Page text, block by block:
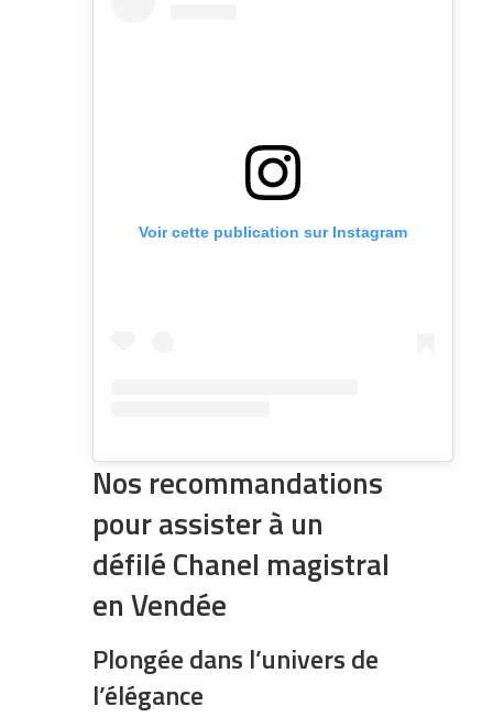
Voir cette publication sur Instagram
Nos recommandations
pour assister à un
défilé Chanel magistral
en Vendée
Plongée dans l’univers de
l’élégance